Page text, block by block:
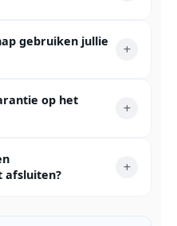
gebruiken jullie
op het
afsluiten?